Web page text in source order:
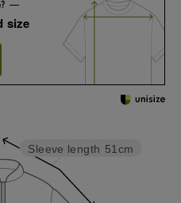
size
Sleeve length 51cm